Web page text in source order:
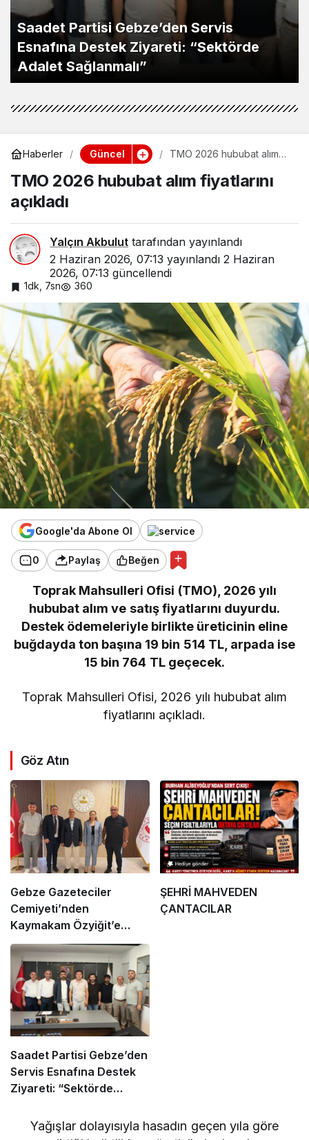
Saadet Partisi Gebze’den Servis
Esnafına Destek Ziyareti: “Sektörde
Adalet Sağlanmalı”
Haberler Güncel
TMO 2026 hububat alım
TMO 2026 hububat alım fiyatlarını
açıkladı
Yalçın Akbulut tarafından yayınlandı
2 Haziran 2026, 07:13 yayınlandı 2 Haziran
2026, 07:13 güncellendi
1dk, 7sn 360
Google'da Abone Ol
0 Paylaş Beğen
Toprak Mahsulleri Ofisi (TMO), 2026 yılı
hububat alım ve satış fiyatlarını duyurdu.
Destek ödemeleriyle birlikte üreticinin eline
buğdayda ton başına 19 bin 514 TL, arpada ise
15 bin 764 TL geçecek.
Toprak Mahsulleri Ofisi, 2026 yılı hububat alım
fiyatlarını açıkladı.
Göz Atın
Gebze Gazeteciler
Cemiyeti’nden
Kaymakam Özyiğit’e
Ziyaret
ŞEHRİ MAHVEDEN
ÇANTACILAR
Saadet Partisi Gebze’den
Servis Esnafına Destek
Ziyareti: “Sektörde
Yağışlar dolayısıyla hasadın geçen yıla göre